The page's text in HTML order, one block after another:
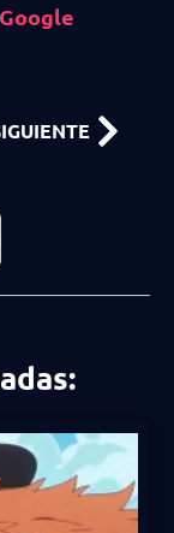
Google